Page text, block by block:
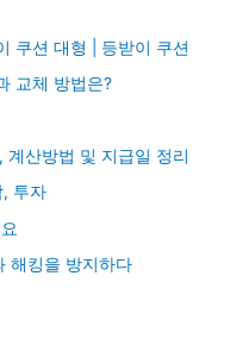
쿠션 대형 | 등받이 쿠션
교체 방법은?
계산방법 및 지급일 정리
, 투자
해킹을 방지하다